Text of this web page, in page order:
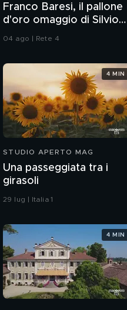
Franco Baresi, il pallone
d'oro omaggio di Silvio
Berlusconi
04 ago | Rete 4
STUDIO APERTO MAG
Una passeggiata tra i
girasoli
29 lug | Italia 1
4 MIN
4 MIN